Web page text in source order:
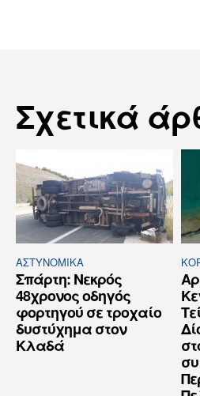
Σχετικά
ΑΣΤΥΝΟΜΙΚΆ
Σπάρτη: Νεκρός
48χρονος οδηγός
φορτηγού σε τροχαίο
δυστύχημα στον
Κλαδά